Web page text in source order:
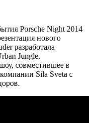
Porsche Night 2014
нового
разработала
Jungle.
совместившее в
Sila Sveta с